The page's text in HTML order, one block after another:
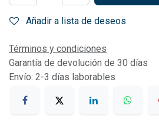
Añadir a lista de deseos
Términos y condiciones
Garantía de devolución de 30 días
Envío: 2-3 días laborables